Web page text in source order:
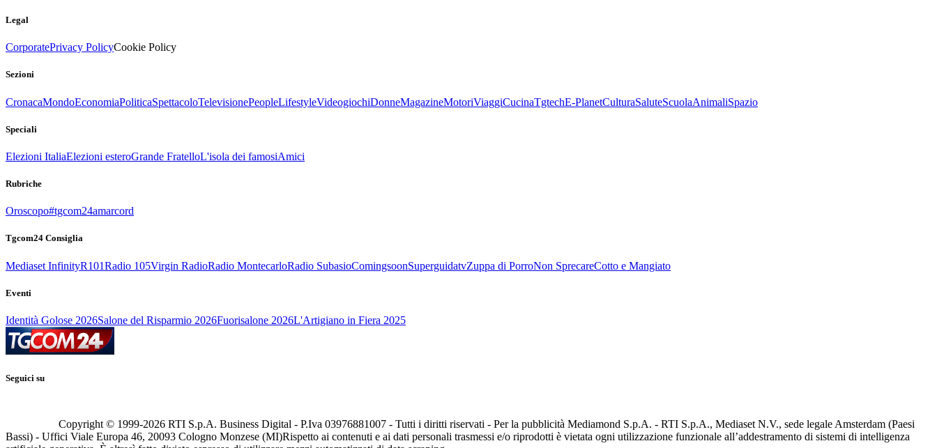
Legal
CorporatePrivacy PolicyCookie Policy
Sezioni
CronacaMondoEconomiaPoliticaSpettacoloTelevisionePeopleLifestyleVideogiochiDonneMagazineMotoriViaggiCucinaTgtechE-PlanetCulturaSaluteScuolaAnimaliSpazio
Speciali
Elezioni ItaliaElezioni esteroGrande FratelloL'isola dei famosiAmici
Rubriche
Oroscopo#tgcom24amarcord
Tgcom24 Consiglia
Mediaset InfinityR101Radio 105Virgin RadioRadio MontecarloRadio SubasioComingsoonSuperguidatvZuppa di PorroNon SprecareCotto e Mangiato
Eventi
Identità Golose 2026Salone del Risparmio 2026Fuorisalone 2026L'Artigiano in Fiera 2025
Seguici su
Copyright © 1999-2026 RTI S.p.A. Business Digital - P.Iva 03976881007 - Tutti i diritti riservati - Per la pubblicità Mediamond S.p.A. - RTI S.p.A., Mediaset N.V., sede legale Amsterdam (Paesi
Bassi) - Uffici Viale Europa 46, 20093 Cologno Monzese (MI)Rispetto ai contenuti e ai dati personali trasmessi e/o riprodotti è vietata ogni utilizzazione funzionale all’addestramento di sistemi di intelligenza